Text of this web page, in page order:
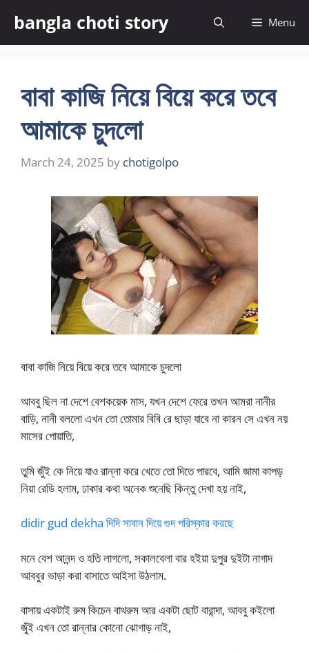
content
bangla choti story Menu
বাবা কাজি নিয়ে বিয়ে করে তবে
আমাকে চুদলো
March 24, 2025 by chotigolpo
বাবা কাজি নিয়ে বিয়ে করে তবে আমাকে চুদলো
আববু ছিল না দেশে বেশকয়েক মাস, যখন দেশে ফেরে তখন আমরা নানীর
বাড়ি, নানী বললো এখন তো তোমার বিবি রে ছাড়া যাবে না কারন সে এখন নয়
মাসের পোয়াতি,
তুমি জুঁই কে নিয়ে যাও রান্না করে খেতে তো দিতে পারবে, আমি জামা কাপড়
নিয়া রেডি হলাম, ঢাকার কথা অনেক শুনেছি কিন্তু দেখা হয় নাই,
didir gud dekha দিদি সাবান দিয়ে গুদ পরিস্কার করছে
মনে বেশ আনন্দ ও হতি লাগলো, সকালবেলা বার হইয়া দুপুর দুইটা নাগাদ
আববুর ভাড়া করা বাসাতে আইসা উঠলাম.
বাসায় একটাই রুম কিচেন বাথরুম আর একটা ছোট বারান্দা, আববু কইলো
জুঁই এখন তো রান্নার কোনো ঝোগাড় নাই,